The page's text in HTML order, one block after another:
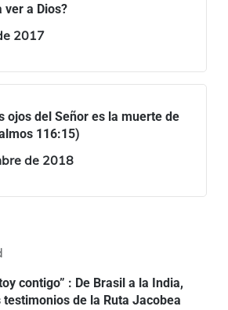
ver a Dios?
2017
ojos del Señor es la muerte de
116:15)
de 2018
contigo” : De Brasil a la India,
testimonios de la Ruta Jacobea